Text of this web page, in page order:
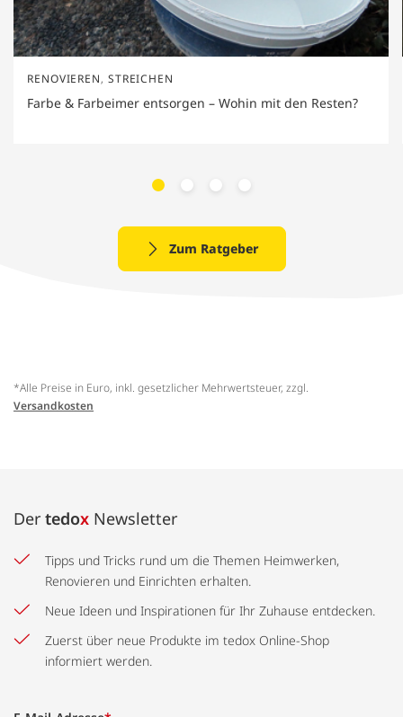
Farbe & Farbeimer entsorgen – Wohin mit den Resten?
RENOVIEREN, STREICHEN
Zum Ratgeber
*Alle Preise in Euro, inkl. gesetzlicher Mehrwertsteuer, zzgl.
Versandkosten
Der tedox Newsletter
Tipps und Tricks rund um die Themen Heimwerken,
Renovieren und Einrichten erhalten.
Neue Ideen und Inspirationen für Ihr Zuhause entdecken.
Zuerst über neue Produkte im tedox Online-Shop
informiert werden.